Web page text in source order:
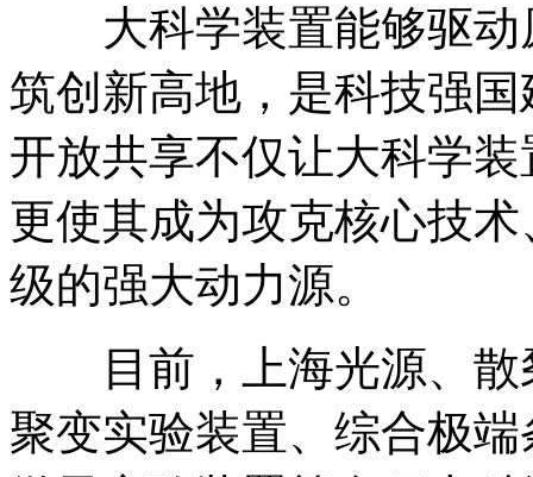
大科学装置能够驱
筑创新高地，是科技强
开放共享不仅让大科学
更使其成为攻克核心技
级的强大动力源。
目前，上海光源、
聚变实验装置、综合极